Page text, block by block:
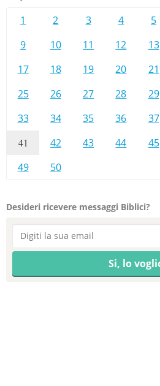
1 2 3 4 5
9
10 11 12 13
17
18 19 20 21
25
26 27 28 29
33
34 35 36 37
41 42 43 44 45
49
50
Desideri ricevere messaggi Biblici?